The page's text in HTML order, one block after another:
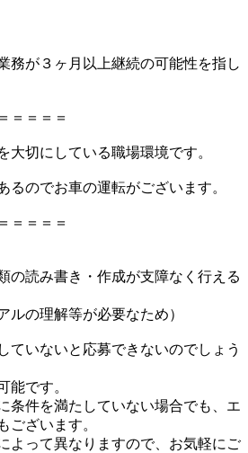
務が３ヶ月以上継続の可能性を指し
＝＝＝＝
切にしている職場環境です。
るのでお車の運転がございます。
＝＝＝＝
の読み書き・作成が支障なく行える
ルの理解等が必要なため）
ていないと応募できないのでしょう
能です。
条件を満たしていない場合でも、エ
ございます。
よって異なりますので、お気軽にご